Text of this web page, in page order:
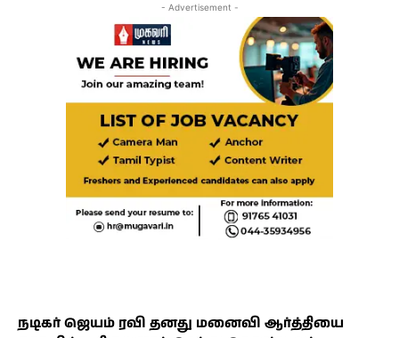
- Advertisement -
நடிகர் ஜெயம் ரவி தனது மனைவி ஆர்த்தியை